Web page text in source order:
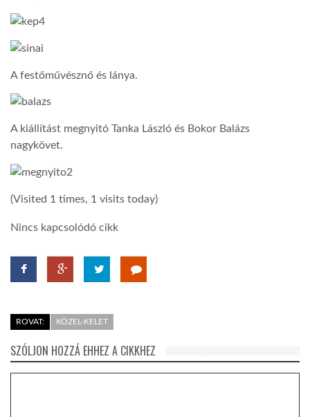
A festőművésznő és lánya.
A kiállítást megnyitó Tanka László és Bokor Balázs
nagykövet.
(Visited 1 times, 1 visits today)
Nincs kapcsolódó cikk
ROVAT: KÖZEL-KELET
SZÓLJON HOZZÁ EHHEZ A CIKKHEZ